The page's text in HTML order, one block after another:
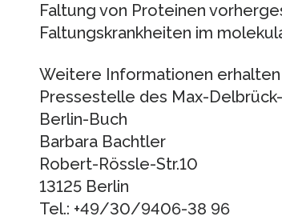
Faltung von Proteinen
Faltungskrankheiten im
Weitere Informationen erhalten
Pressestelle des Max-
Berlin-Buch
Barbara Bachtler
Robert-Rössle-Str.10
13125 Berlin
Tel.: +49/30/9406-38 96